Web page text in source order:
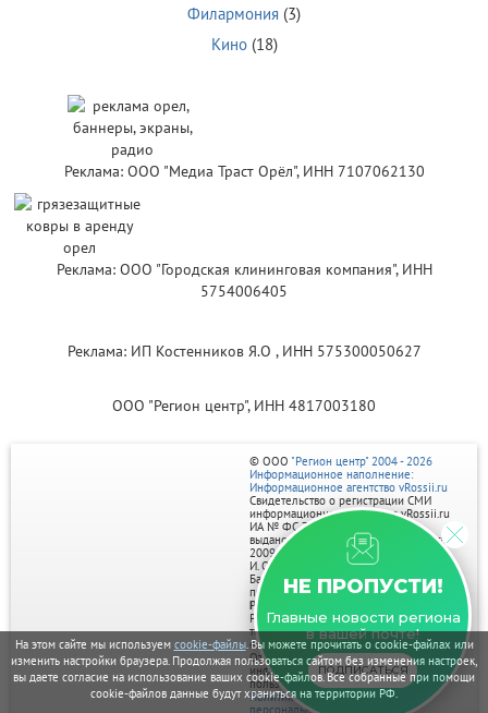
На этом сайте мы используем cookie-файлы. Вы можете прочитать о cookie-файлах или
изменить настройки браузера. Продолжая пользоваться сайтом без изменения настроек,
вы даете согласие на использование ваших cookie-файлов. Все собранные при помощи
cookie-файлов данные будут храниться на территории РФ.
Филармония (3)
Кино(18)
Реклама: ООО "Медиа Траст Орёл", ИНН 7107062130
Реклама: ООО "Городская клининговая компания", ИНН
5754006405
Реклама: ИП Костенников Я.О , ИНН 575300050627
ООО "Регион центр", ИНН 4817003180
НЕ ПРОПУСТИ!
Главные новости региона
в вашей почте!
ПОДПИСАТЬСЯ
© ООО "Регион центр" 2004 - 2026
Информационное наполнение:
Информационное агентство vRossii.ru
Свидетельство о регистрации СМИ
информационного агентства vRossii.ru
ИА № ФС 77‑35502
выдано РОСКОМНАДЗОРом 04 марта
2009г.
И. О. Главного редактора Нарыков А. Н.
Баннеры на портале размещаются на
правах рекламы.
Реклама на портале:
Рекламное агентство "Умный маркетинг"
тел. 7-910-267-70-40,
email: umnyy.marketing@yandex.ru
Отдельные публикации могут содержать
информацию, не предназначенную для
пользователей до 18 лет.
Политика в отношении обработки
персональных данных